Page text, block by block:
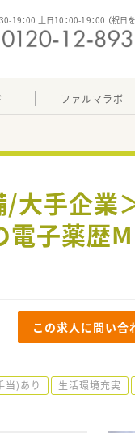
19：00 土日10：00-19：00 （祝日
ファルマラボ
/大手企
電子薬
この求人に問い合
当)あり 生活環境充実